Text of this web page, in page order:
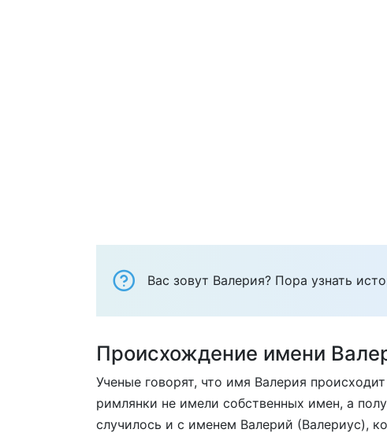
Вас зовут Валерия? Пора узнать
Происхождение имени
Ученые говорят, что имя Валерия
римлянки не имели собственных имен, а
случилось и с именем Валерий (Валериус),